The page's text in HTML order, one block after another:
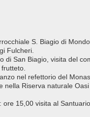
S. Biagio di
Fulcheri.
di San Biagio, visita del
nel refettorio del
nella Riserva naturale
ore 15,00 visita al